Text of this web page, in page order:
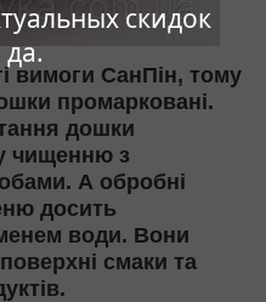
скидок
вимоги СанПін, тому
промарковані.
дошки
чищенню з
А обробні
досить
води. Вони
смаки та